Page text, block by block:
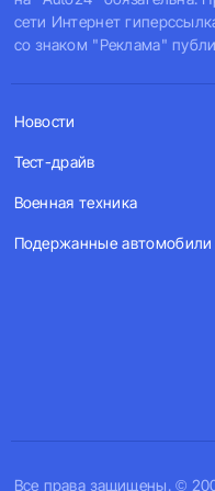
сети Интернет
со знаком "Реклама"
Все права защищены. ©
Новости
Тест-драйв
Военная техника
Подержанные автомобили